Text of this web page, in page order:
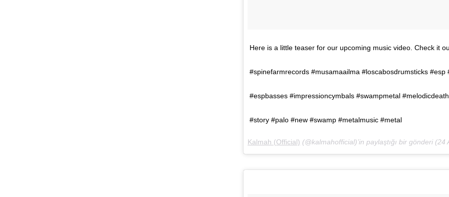
Here is a little teaser for our upcoming music video. Check it
#spinefarmrecords #musamaailma #loscabosdrumsticks #esp
#espbasses #impressioncymbals #swampmetal
#story #palo #new #swamp #metalmusic #metal
Kalmah (Official) (@kalmahofficial)’in paylaştığı bir gönderi (24